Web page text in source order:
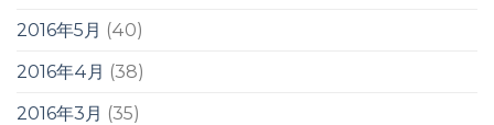
2016年5月 (40)
2016年4月 (38)
2016年3月 (35)